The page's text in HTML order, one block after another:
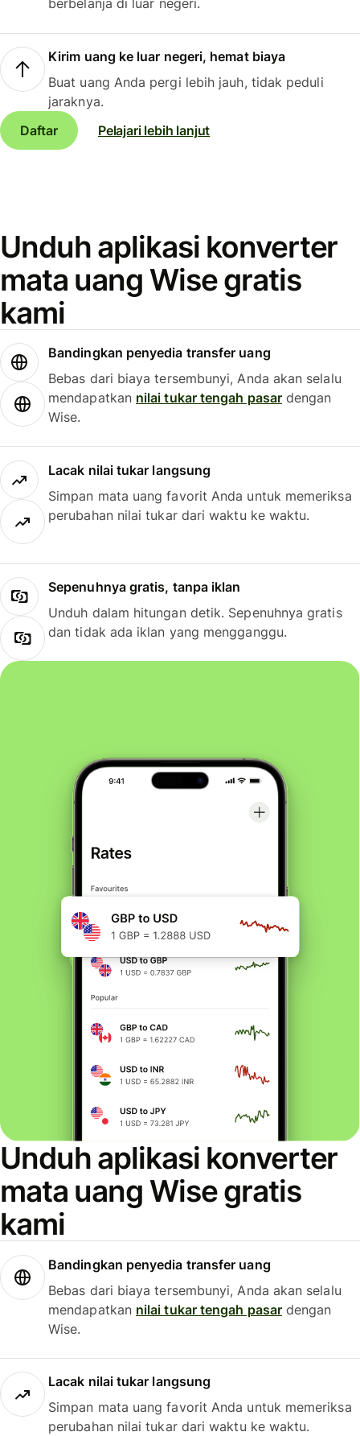
berbelanja di luar negeri.
Kirim uang ke luar negeri, hemat biaya
Buat uang Anda pergi lebih jauh, tidak peduli
jaraknya.
Daftar
Pelajari lebih lanjut
Unduh aplikasi konverter
mata uang Wise gratis
kami
Bandingkan penyedia transfer uang
Bebas dari biaya tersembunyi, Anda akan selalu
mendapatkan nilai tukar tengah pasardengan
Wise.
Lacak nilai tukar langsung
Simpan mata uang favorit Anda untuk memeriksa
perubahan nilai tukar dari waktu ke waktu.
Sepenuhnya gratis, tanpa iklan
Unduh dalam hitungan detik. Sepenuhnya gratis
dan tidak ada iklan yang mengganggu.
Unduh aplikasi konverter
mata uang Wise gratis
kami
Bandingkan penyedia transfer uang
Bebas dari biaya tersembunyi, Anda akan selalu
mendapatkan nilai tukar tengah pasardengan
Wise.
Lacak nilai tukar langsung
Simpan mata uang favorit Anda untuk memeriksa
perubahan nilai tukar dari waktu ke waktu.